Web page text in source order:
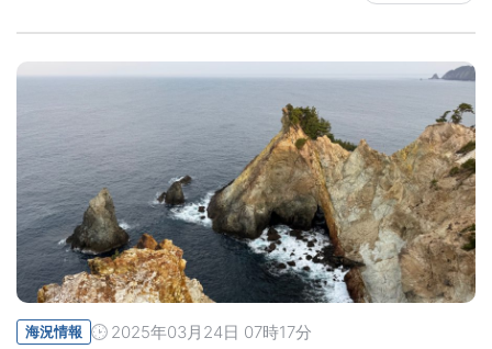
海況情報 2025年03月24日 07時17分